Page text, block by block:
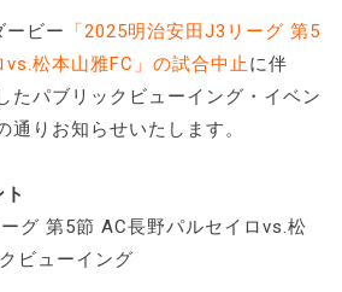
ービー
「2025明治安田J3リーグ 第5
松本山雅FC」の試合中止に伴
たパブリックビューイング・イベン
通りお知らせいたします。
グ 第5節 AC長野パルセイロvs.松
ビューイング